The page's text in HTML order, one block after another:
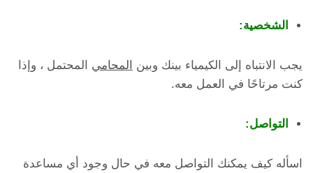
الشخصية:
يجب الانتباه إلى الكيمياء بينك وبين المحامي المحتمل ، وإذا
كنت مرتاحًا في العمل معه.
التواصل:
اسأله كيف يمكنك التواصل معه في حال وجود أي مساعدة